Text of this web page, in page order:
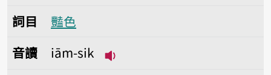
詞目
豔色
音讀
iām-sik